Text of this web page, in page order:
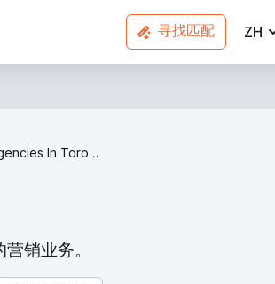
寻找匹配 ZH
Lead Generation Agencies In Toronto
销业务。